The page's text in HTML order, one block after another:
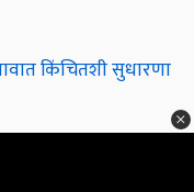
किंचितशी सुधारणा